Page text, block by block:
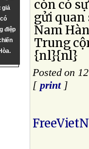
giả
điệp
còn có
gửi quan
Nam
Trung
{nl}{nl}
Posted on
[ print]